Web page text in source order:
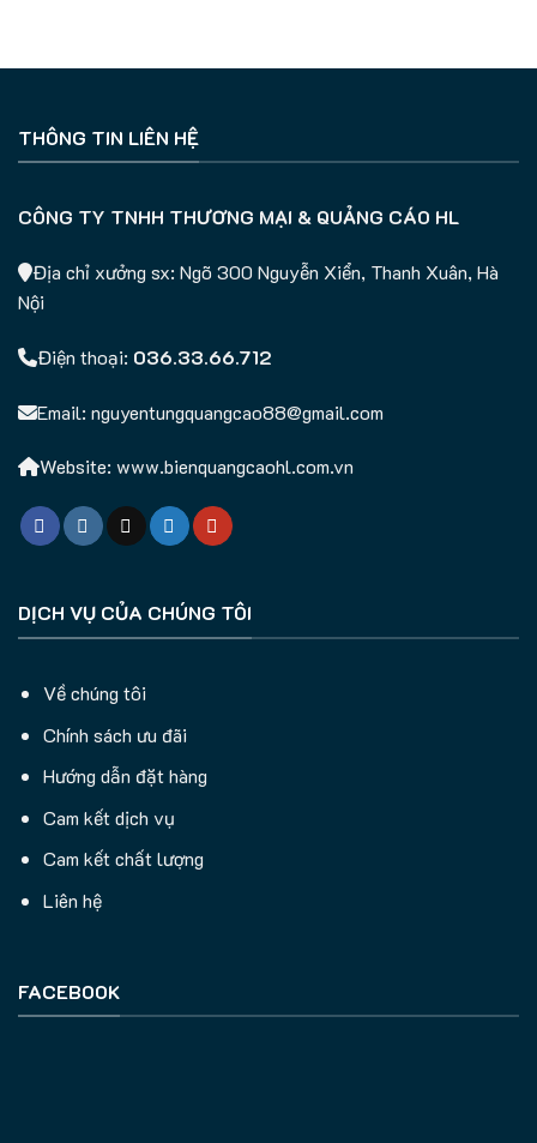
THÔNG TIN LIÊN HỆ
CÔNG TY TNHH THƯƠNG MẠI & QUẢNG CÁO HL
Địa chỉ xưởng sx: Ngõ 300 Nguyễn Xiển, Thanh Xuân, Hà
Nội
Điện thoại: 036.33.66.712
Email: nguyentungquangcao88@gmail.com
Website: www.bienquangcaohl.com.vn
DỊCH VỤ CỦA CHÚNG TÔI
Về chúng tôi
Chính sách ưu đãi
Hướng dẫn đặt hàng
Cam kết dịch vụ
Cam kết chất lượng
Liên hệ
FACEBOOK